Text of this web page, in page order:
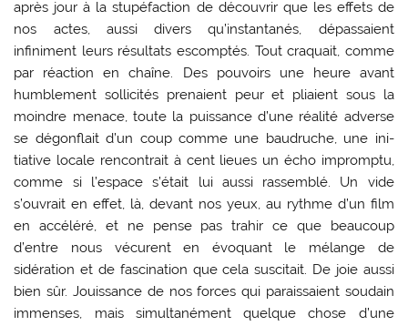
après jour à la stupéfaction de découvrir que les effets de
nos actes, aussi divers qu’instantanés, dépassaient
infiniment leurs résultats escomptés. Tout cra­quait, comme
par réaction en chaîne. Des pou­voirs une heure avant
humblement sollicités pre­naient peur et pliaient sous la
moindre menace, toute la puissance d’une réalité adverse
se dégon­flait d’un coup comme une baudruche, une ini­
tiative locale rencontrait à cent lieues un écho impromptu,
comme si l’espace s’était lui aussi rassemblé. Un vide
s’ouvrait en effet, là, devant nos yeux, au rythme d’un film
en accéléré, et ne pense pas trahir ce que beaucoup
d’entre nous vécurent en évoquant le mélange de
sidération et de fascination que cela suscitait. De joie aussi
bien sûr. Jouissance de nos forces qui paraissaient soudain
immenses, mais simultanément quelque chose d’une